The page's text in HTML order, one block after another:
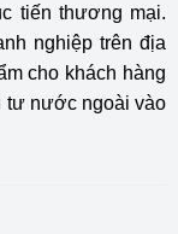
tiến thương mại.
nghiệp trên địa
cho khách hàng
tư nước ngoài vào